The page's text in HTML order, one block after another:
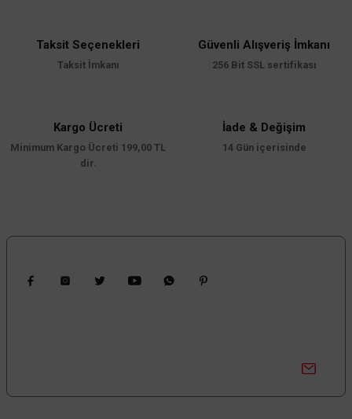
Taksit Seçenekleri
Taksit İmkanı
Güvenli Alışveriş İmkanı
256 Bit SSL sertifikası
Kargo Ücreti
Minimum Kargo Ücreti 199,00 TL
dir.
İade & Değişim
14 Gün içerisinde